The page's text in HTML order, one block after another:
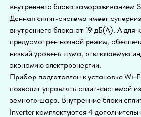
внутреннего блока замораживанием
Данная сплит-система имеет
внутреннего блока от 19 дБ(А). А для
предусмотрен ночной режим,
низкий уровень шума, отключаемую
экономию электроэнергии.
Прибор подготовлен к установке Wi-
позволит управлять сплит-системой
земного шара. Внутренние блоки
Inverter комплектуются 4